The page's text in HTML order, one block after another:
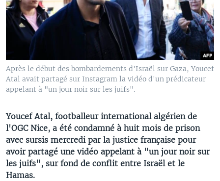
Après le début des bombardements d'Israël sur Gaza, Youcef
Atal avait partagé sur Instagram la vidéo d'un prédicateur
appelant à "un jour noir sur les juifs".
Youcef Atal, footballeur international algérien de
l'OGC Nice, a été condamné à huit mois de prison
avec sursis mercredi par la justice française pour
avoir partagé une vidéo appelant à "un jour noir sur
les juifs", sur fond de conflit entre Israël et le
Hamas.